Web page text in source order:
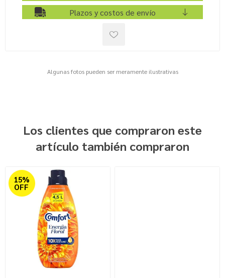
Plazos y costos de envío
Algunas fotos pueden ser meramente ilustrativas
Los clientes que compraron este
artículo también compraron
15%
OFF